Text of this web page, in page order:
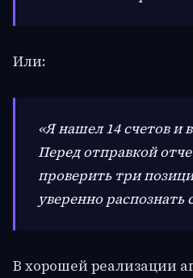
Или:
«Я нашел 14 счетов и
Перед отправкой
проверить три
уверенно распознать
В хорошей реализации